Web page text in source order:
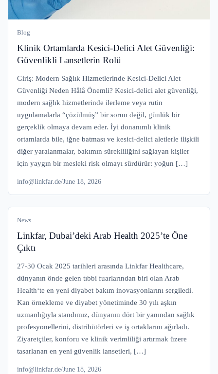
Blog
Klinik Ortamlarda Kesici-Delici Alet Güvenliği:
Güvenlikli Lansetlerin Rolü
Giriş: Modern Sağlık Hizmetlerinde Kesici-Delici Alet
Güvenliği Neden Hâlâ Önemli? Kesici-delici alet güvenliği,
modern sağlık hizmetlerinde ilerleme veya rutin
uygulamalarla “çözülmüş” bir sorun değil, günlük bir
gerçeklik olmaya devam eder. İyi donanımlı klinik
ortamlarda bile, iğne batması ve kesici-delici aletlerle ilişkili
diğer yaralanmalar, bakımın sürekliliğini sağlayan kişiler
için yaygın bir mesleki risk olmayı sürdürür: yoğun […]
info@linkfar.de/June 18, 2026
News
Linkfar, Dubai’deki Arab Health 2025’te Öne
Çıktı
27-30 Ocak 2025 tarihleri arasında Linkfar Healthcare,
dünyanın önde gelen tıbbi fuarlarından biri olan Arab
Health‘te en yeni diyabet bakım inovasyonlarını sergiledi.
Kan örnekleme ve diyabet yönetiminde 30 yılı aşkın
uzmanlığıyla standımız, dünyanın dört bir yanından sağlık
profesyonellerini, distribütörleri ve iş ortaklarını ağırladı.
Ziyaretçiler, konforu ve klinik verimliliği artırmak üzere
tasarlanan en yeni güvenlik lansetleri, […]
info@linkfar.de/June 18, 2026